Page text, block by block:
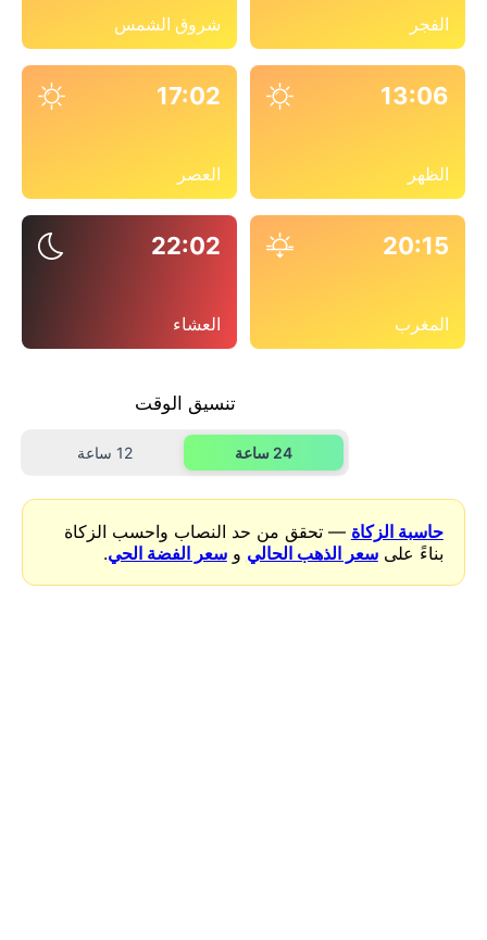
الفجر شروق الشمس
13:06
الظهر
17:02
العصر
20:15
المغرب
22:02
العشاء
تنسيق الوقت
24 ساعة 12 ساعة
حاسبة الزكاة — تحقق من حد النصاب واحسب الزكاة
بناءً علىسعر الذهب الحالي وسعر الفضة الحي.